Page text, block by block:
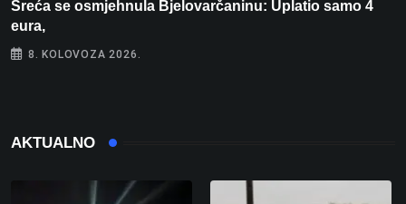
Sreća se osmjehnula Bjelovarčaninu: Uplatio samo 4
eura,
8. KOLOVOZA 2026.
AKTUALNO